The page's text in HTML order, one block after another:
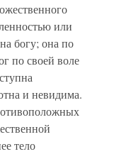
или
богу; она по
по своей воле
и невидима.
тело